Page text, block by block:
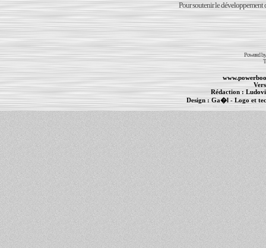
Pour soutenir le développement
Powered
Rédaction :
Design :Ga�l- Logo et
Informations :